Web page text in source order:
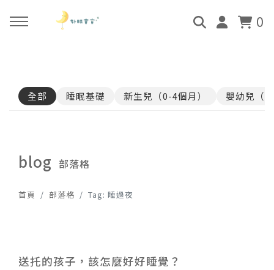
0
關於好眠師
好眠師服務
好眠寶寶 X 企業合作
好眠師認證班
畢業顧問
諮詢服務
0-4個月
4個月-3歲
好眠學苑
學苑評價
全部 睡眠基礎 新生兒（0-4個月） 嬰幼兒（
blog 部落格
首頁 部落格 Tag: 睡過夜
送托的孩子，該怎麼好好睡覺？